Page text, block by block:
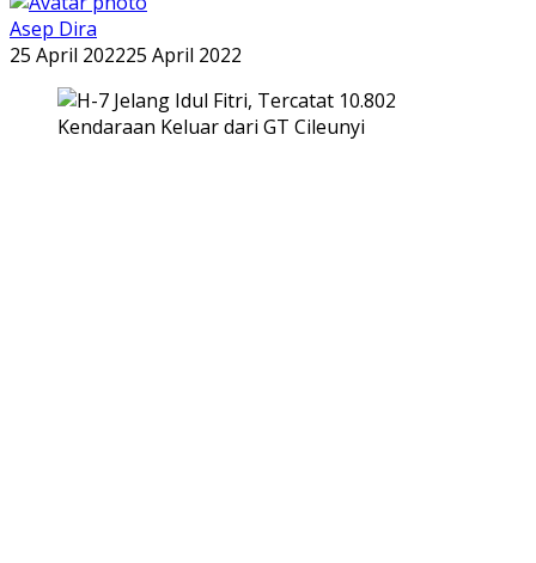
Asep Dira
25 April 202225 April 2022